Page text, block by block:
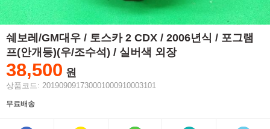
쉐보레/GM대우 / 토스카 2 CDX / 2006년식 / 포그램
프(안개등)(우/조수석) / 실버색 외장
38,500 원
상품코드: 201909091730001000910003101
무료배송